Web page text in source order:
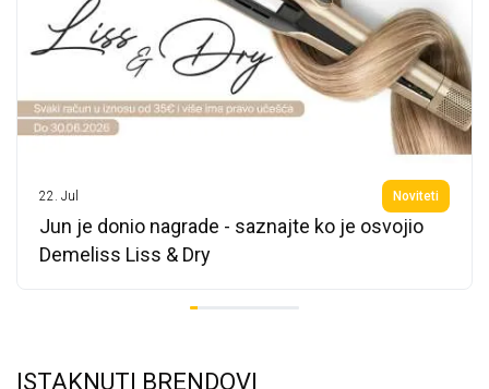
22. Jul Noviteti
Jun je donio nagrade - saznajte ko je osvojio
Demeliss Liss & Dry
ISTAKNUTI BRENDOVI